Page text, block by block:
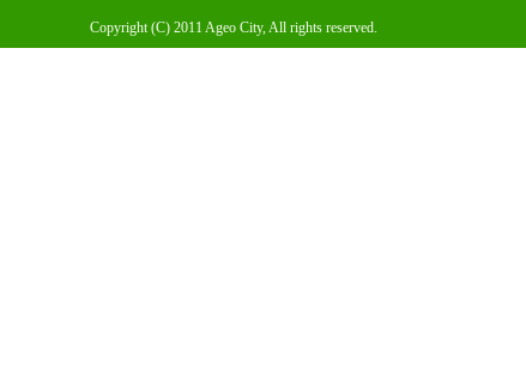
Copyright (C) 2011 Ageo City, All rights reserved.